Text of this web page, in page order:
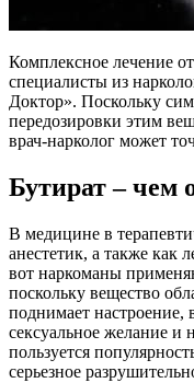
Комплексное лечение
специалисты из
Доктор». Поскольку
передозировки этим
врач-нарколог может
Бутират – чем
В медицине в
анестетик, а также как
вот наркоманы
поскольку вещество
поднимает
сексуальное желание и
пользуется
серьезное